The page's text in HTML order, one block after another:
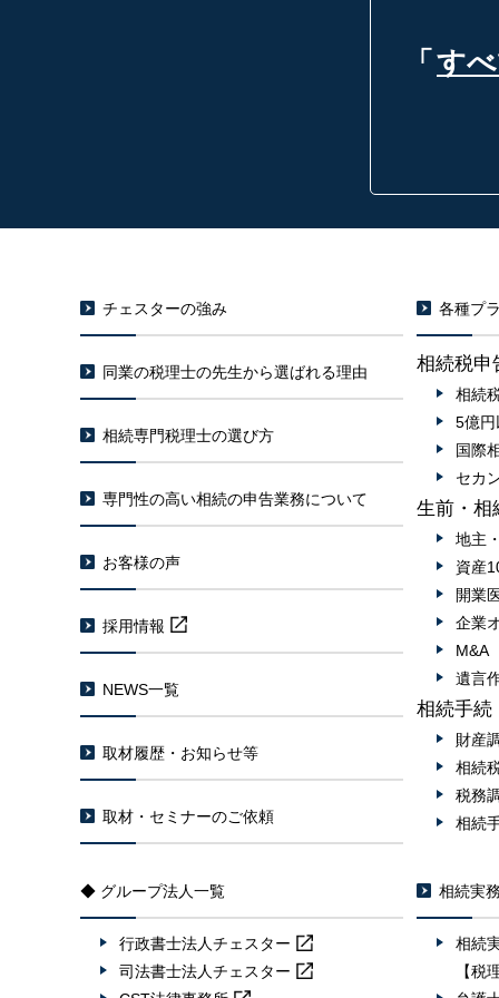
「 す
チェスターの強み
同業の税理士の先生から選ばれる理由
相続専門税理士の選び方
専門性の高い相続の申告業務について
お客様の声
採用情報
NEWS一覧
取材履歴・お知らせ等
取材・セミナーのご依頼
各種プ
相続税申
相続
5億
国際
セカ
生前・相
地主
資産
開業
企業
M&A
遺言
相続手続
財産
相続
税務
相続
◆ グループ法人一覧
行政書士法人チェスター
司法書士法人チェスター
相続実
相続
【税